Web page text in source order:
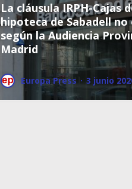
La cláusula IRPH-Cajas
hipoteca de Sabadell no
según la Audiencia
Madrid
Europa Press · 3 junio